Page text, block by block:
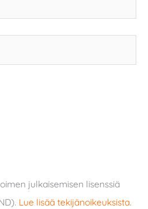
julkaisemisen lisenssiä
Lue lisää tekijänoikeuksista.